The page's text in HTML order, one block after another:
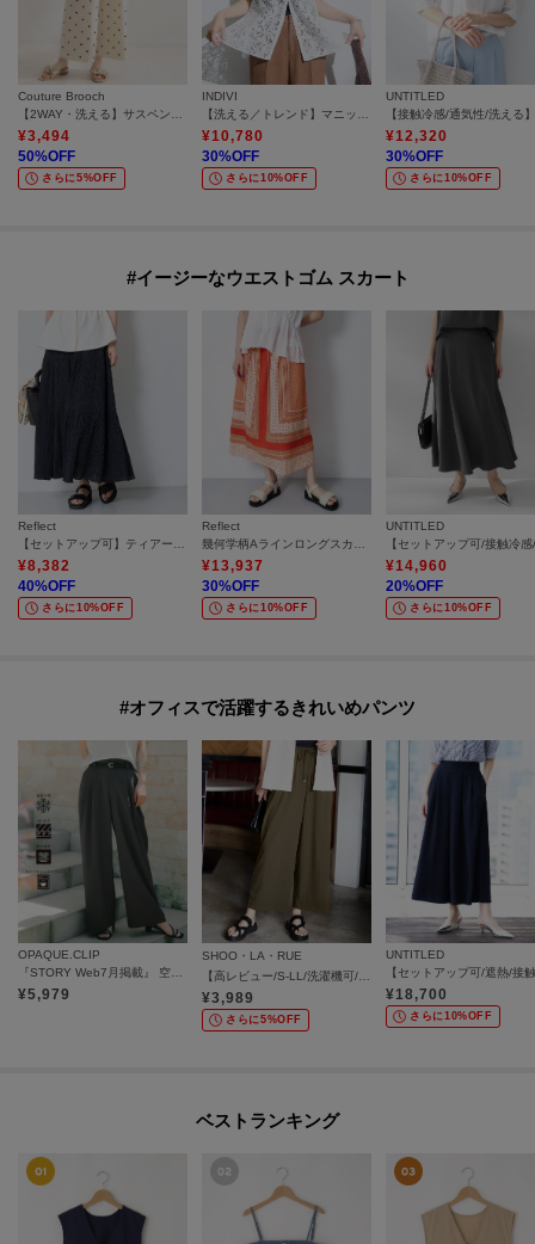
Couture Brooch
¥3,494
50%OFF
さらに5%OFF
INDIVI
¥10,780
30%OFF
さらに10%OFF
UNTITLED
¥12,320
30%OFF
さらに10%OFF
#イージーなウエストゴム スカート
Reflect
¥8,382
40%OFF
さらに10%OFF
Reflect
¥13,937
30%OFF
さらに10%OFF
UNTITLED
¥14,960
20%OFF
さらに10%OFF
#オフィスで活躍するきれいめパンツ
OPAQUE.CLIP
¥5,979
SHOO・LA・RUE
¥3,989
さらに5%OFF
UNTITLED
¥18,700
さらに10%OFF
ベストランキング